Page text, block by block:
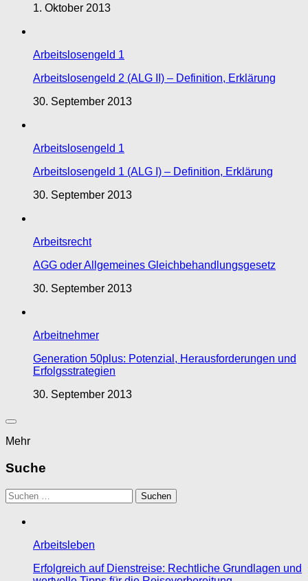
1. Oktober 2013
Arbeitslosengeld 1
Arbeitslosengeld 2 (ALG II) – Definition, Erklärung
30. September 2013
Arbeitslosengeld 1
Arbeitslosengeld 1 (ALG I) – Definition, Erklärung
30. September 2013
Arbeitsrecht
AGG oder Allgemeines Gleichbehandlungsgesetz
30. September 2013
Arbeitnehmer
Generation 50plus: Potenzial, Herausforderungen und
Erfolgsstrategien
30. September 2013
Mehr
Suche
Suchen
nach:
Arbeitsleben
Erfolgreich auf Dienstreise: Rechtliche Grundlagen und